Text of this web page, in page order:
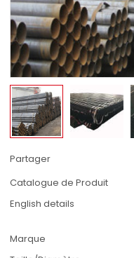
Partager
Catalogue de Produit
English details
Marque